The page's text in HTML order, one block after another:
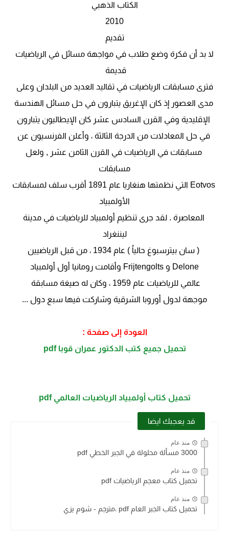
الكتاب الذهبي
2010
تقديم
لا بد أن فكرة وضع طلاب في مواجهة مسائل في الرياضيات
قديمة
فترى مسابقات الرياضيات في تقاليد العديد من البلدان وعلى
مدى العصور إذ كان الإغريق يتبارون في حل مسائل الهندسة
الإقليدية وفي القرن السادس عشر كان الإيطاليون يتبارون
في حل المعادلات من الدرجة الثالثة ، وأعلن الفرنسيون عن
مسابقات في الرياضيات في القرن الثامن عشر , ولعل
مسابقات
Eotvos التي نظمتها هنغاريا عام 1891 أقرب سلف لمسابقات
الأولمبياد
المعاصرة . لقد جرى تنظيم أولمبياد للرياضيات في مدينة
ليننغراد
( سان بيترسبوغ حالياُ ) عام 1934 ، من قبل الرياضيين
عالمي للرياضيات عام 1959 ، وكان له صيغة مسابقة
موجهة لدول أوروبا الشرقية وشاركت فيها سبع دول ...
العودة إلى صفحة :
تحميل جميع كتب الدكتور عمران قوبا pdf
تحميل كتاب أولمبياد الرياضيات العالمي pdf
قد يعجبك ايضا
منذ عام
3000 مسألة محلولة في الجبر الخطي pdf
منذ عام
تحميل كتاب معجم الرياضيات pdf
منذ عام
تحميل كتاب الجبر العام pdf ،مترجم - شوم يزي